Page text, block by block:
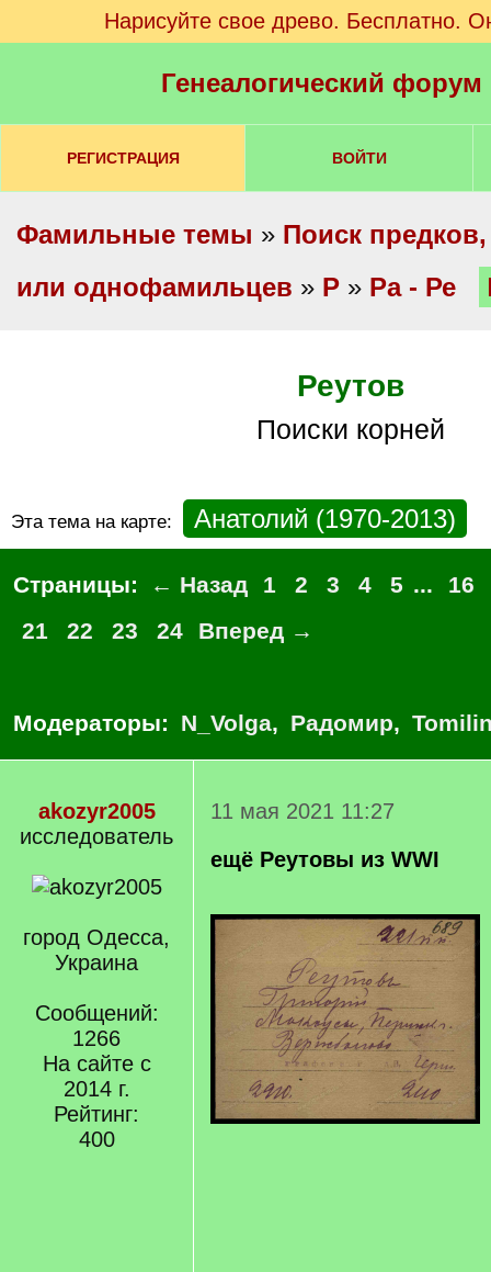
Нарисуйте свое древо. Бесплатно.
Генеалогический
РЕГИСТРАЦИЯ ВОЙТИ
Фамильные темы » Поиск
или однофамильцев » Р » Ра - Ре
Реутов
Поиски корней
Эта тема на карте: Анатолий (1970-2013)
Страницы: ← Назад 1 2 3 4 5 ...
16
21
22 23 24 Вперед →
Модераторы: N_Volga, Радомир,
akozyr2005
исследователь
город Одесса,
Украина
Сообщений:
1266
На сайте с
2014 г.
Рейтинг:
400
11 мая 2021 11:27
ещё Реутовы из WWI